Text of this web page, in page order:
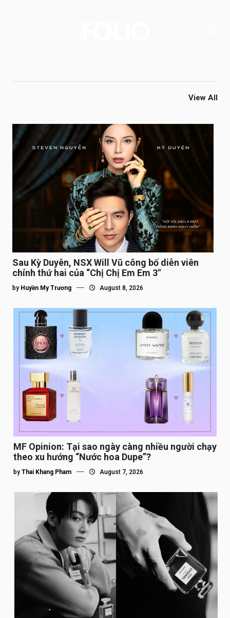
View All
Sau Kỳ Duyên, NSX Will Vũ công bố diễn viên
chính thứ hai của “Chị Chị Em Em 3″
by Huyền My Trương August 8, 2026
MF Opinion: Tại sao ngày càng nhiều người chạy
theo xu hướng “Nước hoa Dupe”?
by Thai Khang Pham August 7, 2026